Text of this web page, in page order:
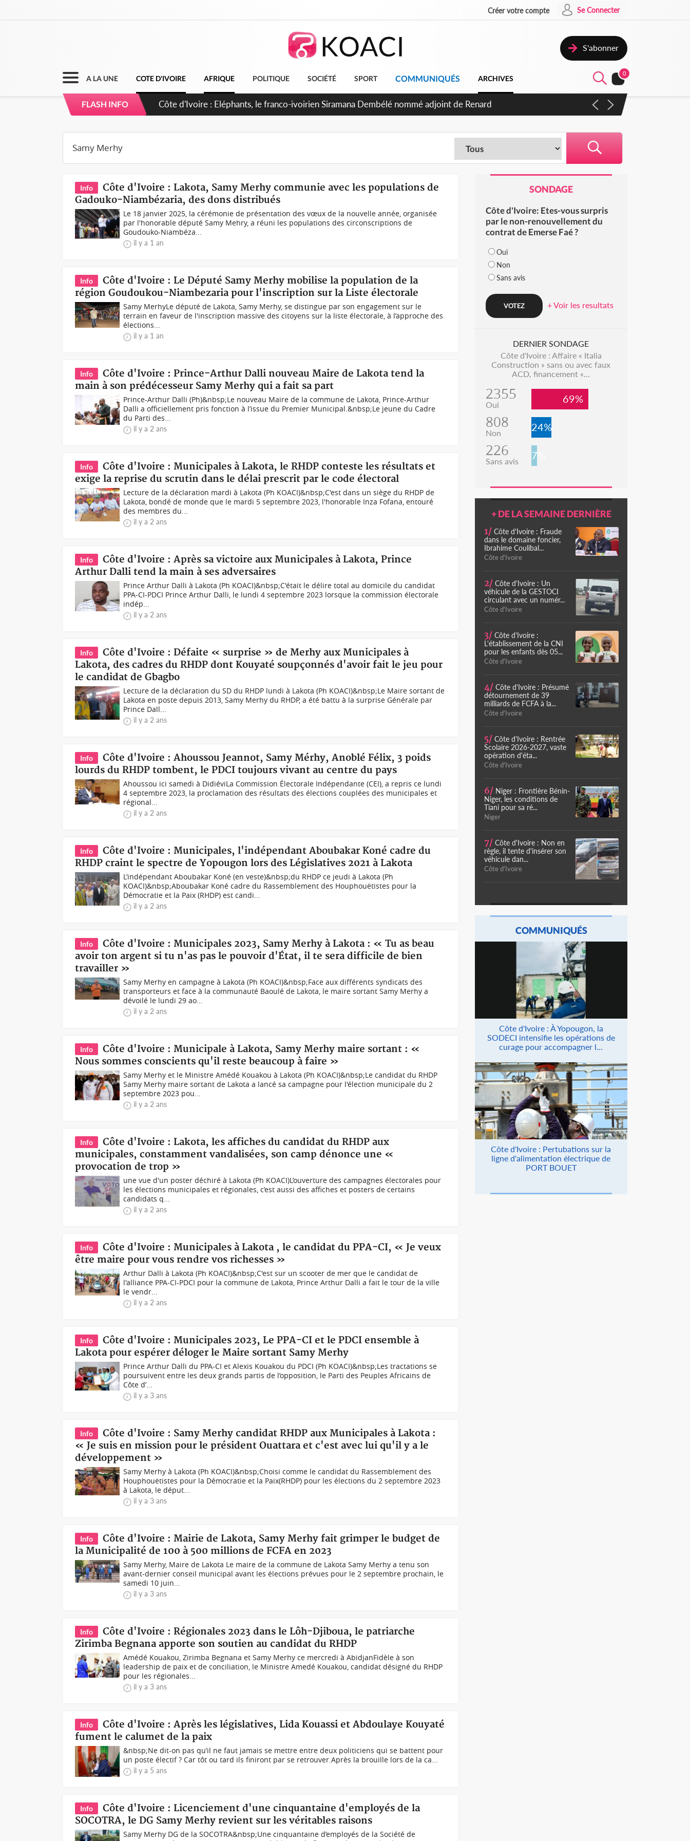
Créer votre compte Se Connecter
S'abonner
A LA UNE COTE D'IVOIRE AFRIQUE POLITIQUE SOCIÉTÉ SPORT COMMUNIQUÉS ARCHIVES
0
FLASH INFO Cameroun : 5 combattants séparatistes neutralisés, le Mindef dément les rumeurs d'exactions des civils
Info
Côte d'Ivoire : Lakota, Samy Merhy communie avec les populations de
Gadouko-Niambézaria, des dons distribués
Le 18 janvier 2025, la cérémonie de présentation des vœux de la nouvelle année, organisée
par l'honorable député Samy Mehry, a réuni les populations des circonscriptions de
Goudouko-Niambéza...
il y a 1 an
Info
Côte d'Ivoire : Le Député Samy Merhy mobilise la population de la
région Goudoukou-Niambezaria pour l'inscription sur la Liste électorale
Samy MerhyLe député de Lakota, Samy Merhy, se distingue par son engagement sur le
terrain en faveur de l'inscription massive des citoyens sur la liste électorale, à l’approche des
élections...
il y a 1 an
Info
Côte d'Ivoire : Prince-Arthur Dalli nouveau Maire de Lakota tend la
main à son prédécesseur Samy Merhy qui a fait sa part
Prince-Arthur Dalli (Ph)&nbsp;Le nouveau Maire de la commune de Lakota, Prince-Arthur
Dalli a officiellement pris fonction à l’issue du Premier Municipal.&nbsp;Le jeune du Cadre
du Parti des...
il y a 2 ans
Info
Côte d'Ivoire : Municipales à Lakota, le RHDP conteste les résultats et
exige la reprise du scrutin dans le délai prescrit par le code électoral
Lecture de la déclaration mardi à Lakota (Ph KOACI)&nbsp;C'est dans un siège du RHDP de
Lakota, bondé de monde que le mardi 5 septembre 2023, l'honorable Inza Fofana, entouré
des membres du...
il y a 2 ans
Info
Côte d'Ivoire : Après sa victoire aux Municipales à Lakota, Prince
Arthur Dalli tend la main à ses adversaires
Prince Arthur Dalli à Lakota (Ph KOACI)&nbsp;C'était le délire total au domicile du candidat
PPA-CI-PDCI Prince Arthur Dalli, le lundi 4 septembre 2023 lorsque la commission électorale
indép...
il y a 2 ans
Info
Côte d'Ivoire : Défaite « surprise » de Merhy aux Municipales à
Lakota, des cadres du RHDP dont Kouyaté soupçonnés d'avoir fait le jeu pour
le candidat de Gbagbo
Lecture de la déclaration du SD du RHDP lundi à Lakota (Ph KOACI)&nbsp;Le Maire sortant de
Lakota en poste depuis 2013, Samy Merhy du RHDP, a été battu à la surprise Générale par
Prince Dall...
il y a 2 ans
Info
Côte d'Ivoire : Ahoussou Jeannot, Samy Mérhy, Anoblé Félix, 3 poids
lourds du RHDP tombent, le PDCI toujours vivant au centre du pays
Ahoussou ici samedi à DidiéviLa Commission Électorale Indépendante (CEI), a repris ce lundi
4 septembre 2023, la proclamation des résultats des élections couplées des municipales et
régional...
il y a 2 ans
Info
Côte d'Ivoire : Municipales, l'indépendant Aboubakar Koné cadre du
RHDP craint le spectre de Yopougon lors des Législatives 2021 à Lakota
L’indépendant Aboubakar Koné (en veste)&nbsp;du RHDP ce jeudi à Lakota (Ph
KOACI)&nbsp;Aboubakar Koné cadre du Rassemblement des Houphouëtistes pour la
Démocratie et la Paix (RHDP) est candi...
il y a 2 ans
Info
Côte d'Ivoire : Municipales 2023, Samy Merhy à Lakota : « Tu as beau
avoir ton argent si tu n'as pas le pouvoir d'État, il te sera difficile de bien
travailler »
Samy Merhy en campagne à Lakota (Ph KOACI)&nbsp;Face aux différents syndicats des
transporteurs et face à la communauté Baoulé de Lakota, le maire sortant Samy Merhy a
dévoilé le lundi 29 ao...
il y a 2 ans
Info
Côte d'Ivoire : Municipale à Lakota, Samy Merhy maire sortant : «
Nous sommes conscients qu'il reste beaucoup à faire »
Samy Merhy et le Ministre Amédé Kouakou à Lakota (Ph KOACI)&nbsp;Le candidat du RHDP
Samy Merhy maire sortant de Lakota a lancé sa campagne pour l'élection municipale du 2
septembre 2023 pou...
il y a 2 ans
Info
Côte d'Ivoire : Lakota, les affiches du candidat du RHDP aux
municipales, constamment vandalisées, son camp dénonce une «
provocation de trop »
une vue d'un poster déchiré à Lakota (Ph KOACI)L’ouverture des campagnes électorales pour
les élections municipales et régionales, c’est aussi des affiches et posters de certains
candidats q...
il y a 2 ans
Info
Côte d'Ivoire : Municipales à Lakota , le candidat du PPA-CI, « Je veux
être maire pour vous rendre vos richesses »
Arthur Dalli à Lakota (Ph KOACI)&nbsp;C'est sur un scooter de mer que le candidat de
l'alliance PPA-CI-PDCI pour la commune de Lakota, Prince Arthur Dalli a fait le tour de la ville
le vendr...
il y a 2 ans
Info
Côte d'Ivoire : Municipales 2023, Le PPA-CI et le PDCI ensemble à
Lakota pour espérer déloger le Maire sortant Samy Merhy
Prince Arthur Dalli du PPA-CI et Alexis Kouakou du PDCI (Ph KOACI)&nbsp;Les tractations se
poursuivent entre les deux grands partis de l’opposition, le Parti des Peuples Africains de
Côte d’...
il y a 3 ans
Info
Côte d'Ivoire : Samy Merhy candidat RHDP aux Municipales à Lakota :
« Je suis en mission pour le président Ouattara et c'est avec lui qu'il y a le
développement »
Samy Merhy à Lakota (Ph KOACI)&nbsp;Choisi comme le candidat du Rassemblement des
Houphouëtistes pour la Démocratie et la Paix(RHDP) pour les élections du 2 septembre 2023
à Lakota, le déput...
il y a 3 ans
Info
Côte d'Ivoire : Mairie de Lakota, Samy Merhy fait grimper le budget de
la Municipalité de 100 à 500 millions de FCFA en 2023
Samy Merhy, Maire de Lakota Le maire de la commune de Lakota Samy Merhy a tenu son
avant-dernier conseil municipal avant les élections prévues pour le 2 septembre prochain, le
samedi 10 juin...
il y a 3 ans
Info
Côte d'Ivoire : Régionales 2023 dans le Lôh-Djiboua, le patriarche
Zirimba Begnana apporte son soutien au candidat du RHDP
Amédé Kouakou, Zirimba Begnana et Samy Merhy ce mercredi à AbidjanFidèle à son
leadership de paix et de conciliation, le Ministre Amedé Kouakou, candidat désigné du RHDP
pour les régionales...
il y a 3 ans
Info
Côte d'Ivoire : Après les législatives, Lida Kouassi et Abdoulaye Kouyaté
fument le calumet de la paix
&nbsp;Ne dit-on pas qu’il ne faut jamais se mettre entre deux politiciens qui se battent pour
un poste électif ? Car tôt ou tard ils finiront par se retrouver.Après la brouille lors de la ca...
il y a 5 ans
Info
Côte d'Ivoire : Licenciement d'une cinquantaine d'employés de la
SOCOTRA, le DG Samy Merhy revient sur les véritables raisons
Samy Merhy DG de la SOCOTRA&nbsp;Une cinquantaine d’employés de la Société de
SONDAGE
Côte d'Ivoire: Etes-vous surpris
par le non-renouvellement du
contrat de Emerse Faé ?
Oui
Non
Sans avis
+ Voir les resultats
DERNIER SONDAGE
Côte d'Ivoire : Affaire « Italia
Construction » sans ou avec faux
ACD, financement «...
2355
Oui 69%
808
Non 24%
226
Sans avis 7%
+ DE LA SEMAINE DERNIÈRE
1/ Côte d'Ivoire : Fraude
dans le domaine foncier,
Ibrahime Coulibal...
Côte d'Ivoire
2/ Côte d'Ivoire : Un
véhicule de la GESTOCI
circulant avec un numér...
Côte d'Ivoire
3/ Côte d'Ivoire :
L'établissement de la CNI
pour les enfants dès 05...
Côte d'Ivoire
4/ Côte d'Ivoire : Présumé
détournement de 39
milliards de FCFA à la...
Côte d'Ivoire
5/ Côte d'Ivoire : Rentrée
Scolaire 2026-2027, vaste
opération d'éta...
Côte d'Ivoire
6/ Niger : Frontière Bénin-
Niger, les conditions de
Tiani pour sa ré...
Niger
7/ Côte d'Ivoire : Non en
règle, il tente d'insérer son
véhicule dan...
Côte d'Ivoire
COMMUNIQUÉS
Côte d'Ivoire : À Yopougon, la
SODECI intensifie les opérations de
curage pour accompagner l...
Côte d'Ivoire : Pertubations sur la
ligne d'alimentation électrique de
PORT BOUET